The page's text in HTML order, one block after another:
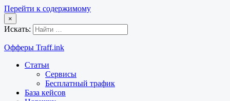
Перейти к содержимому
×
Искать:
Офферы Traff.ink
Статьи
Сервисы
Бесплатный трафик
База кейсов